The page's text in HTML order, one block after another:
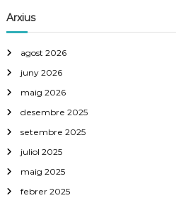
Arxius
agost 2026
juny 2026
maig 2026
desembre 2025
setembre 2025
juliol 2025
maig 2025
febrer 2025